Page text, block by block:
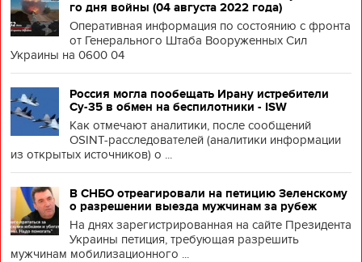
го дня войны (04 августа 2022 года)
Оперативная информация по состоянию с фронта
от Генерального Штаба Вооруженных Сил
Украины на 0600 04
Россия могла пообещать Ирану истребители
Су-35 в обмен на беспилотники - ISW
Как отмечают аналитики, после сообщений
OSINT-расследователей (аналитики информации
из открытых источников) о ...
В СНБО отреагировали на петицию Зеленскому
о разрешении выезда мужчинам за рубеж
На днях зарегистрированная на сайте Президента
Украины петиция, требующая разрешить
мужчинам мобилизационного ...